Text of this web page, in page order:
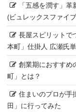
「五感を潤す」
(ビュレックスファイ
長屋スピリットで
本町」仕掛人 広瀬氏
創業期におすすめ
町」とは？
住まいのプロが手
田」に行ってみた